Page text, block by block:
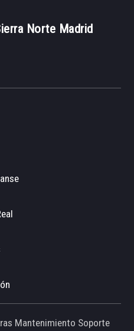
Norte Madrid
Mantenimiento Soporte